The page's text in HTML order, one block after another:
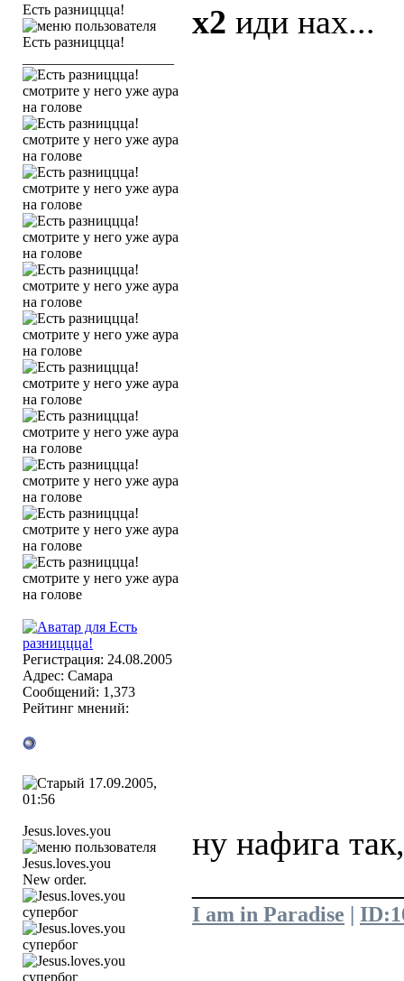
Есть разниццца!
Регистрация: 24.08.2005
Адрес: Самара
Сообщений: 1,373
Рейтинг мнений:
x2 иди нах...
17.09.2005,
01:56
Jesus.loves.you
New order.
ну нафига
I am in Paradise |